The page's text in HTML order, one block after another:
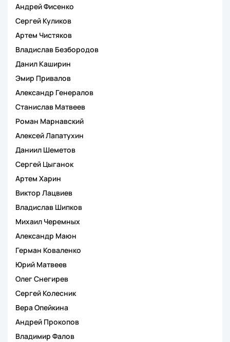
Андрей Фисенко
Сергей Куликов
Артем Чистяков
Владислав Безбородов
Данил Каширин
Эмир Привалов
Александр Генералов
Станислав Матвеев
Роман Марнавский
Алексей Лапатухин
Даниил Шеметов
Сергей Цыганок
Артем Харин
Виктор Лацвиев
Владислав Шипков
Михаил Черемных
Александр Маюн
Герман Коваленко
Юрий Матвеев
Олег Снегирев
Сергей Колесник
Вера Опейкина
Андрей Прокопов
Владимир Фалов